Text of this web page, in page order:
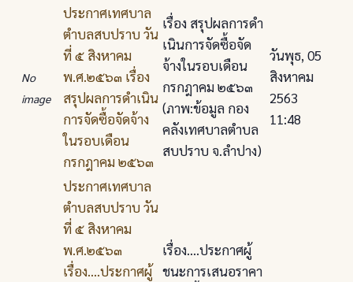
No
image
ประกาศเทศบาล
ตําบลสบปราบ วัน
ที่ ๕ สิงหาคม
พ.ศ.๒๕๖๓ เรื่อง
สรุปผลการดําเนิน
การจัดซื้อจัดจ้าง
ในรอบเดือน
กรกฎาคม ๒๕๖๓
เรื่อง สรุปผลการดํา
เนินการจัดซื้อจัด
จ้างในรอบเดือน
กรกฎาคม ๒๕๖๓
(ภาพ:ข้อมูล กอง
คลังเทศบาลตำบล
สบปราบ จ.ลำปาง)
วันพุธ, 05
สิงหาคม
2563
11:48
ประกาศเทศบาล
ตําบลสบปราบ วัน
ที่ ๕ สิงหาคม
พ.ศ.๒๕๖๓
เรื่อง....ประกาศผู้
เรื่อง....ประกาศผู้
ชนะการเสนอราคา